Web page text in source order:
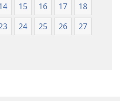
15 16 17
18
24 25 26
27